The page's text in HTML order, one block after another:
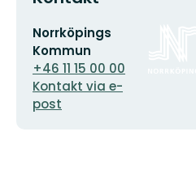
E-
postadress
Norrköpings
Kommun
+46 11 15 00 00
Kontakt via e-
post